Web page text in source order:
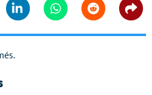
Linkedin WhatsappReddit